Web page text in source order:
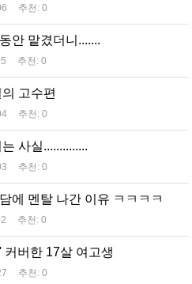
추천: 0
안 맡겼더니.......
추천: 0
고수편
추천: 0
사실..............
추천: 0
에 멘탈 나간 이유 ㅋㅋㅋㅋ
추천: 0
커버한 17살 여고생
추천: 0